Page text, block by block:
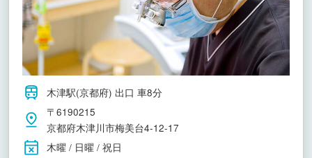
木津駅(京都府) 出口 車8分
〒6190215
京都府木津川市梅美台4-12-17
木曜 / 日曜 / 祝日